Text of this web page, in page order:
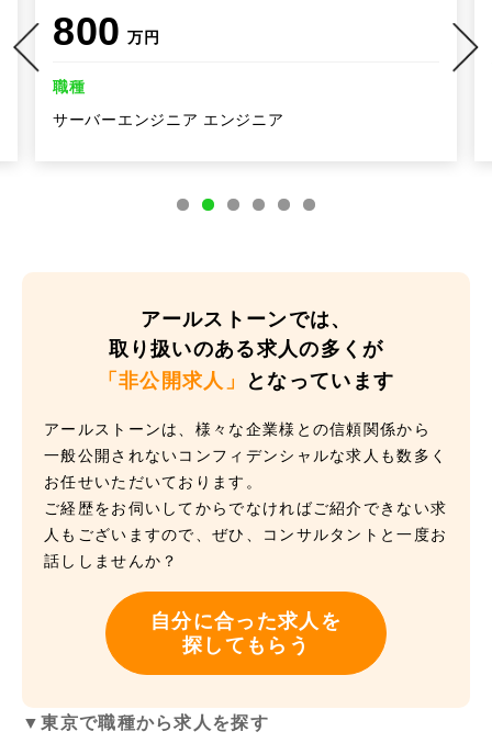
800 万円
職種
サーバーエンジニア エンジニア
アールストーンでは、
取り扱いのある求人の多くが
「非公開求人」
となっています
アールストーンは、様々な企業様との信頼関係から
一般公開されないコンフィデンシャルな求人も数多く
お任せいただいております。
ご経歴をお伺いしてからでなければご紹介できない求
人もございますので、ぜひ、コンサルタントと一度お
話ししませんか？
自分に合った求人を
探してもらう
▼東京で職種から求人を探す